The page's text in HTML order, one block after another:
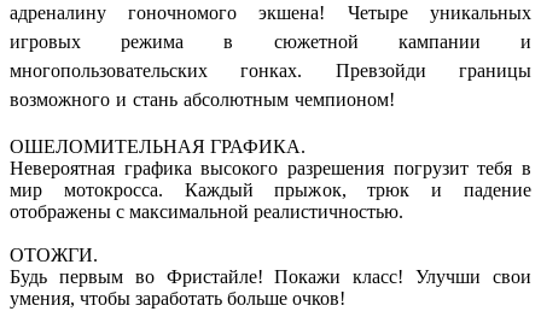
адреналину гоночномого экшена! Четыре уникальных
игровых режима в сюжетной кампании и
многопользовательских гонках. Превзойди границы
возможного и стань абсолютным чемпионом!
ОШЕЛОМИТЕЛЬНАЯ ГРАФИКА.
Невероятная графика высокого разрешения погрузит тебя в
мир мотокросса. Каждый прыжок, трюк и падение
отображены с максимальной реалистичностью.
ОТОЖГИ.
Будь первым во Фристайле! Покажи класс! Улучши свои
умения, чтобы заработать больше очков!